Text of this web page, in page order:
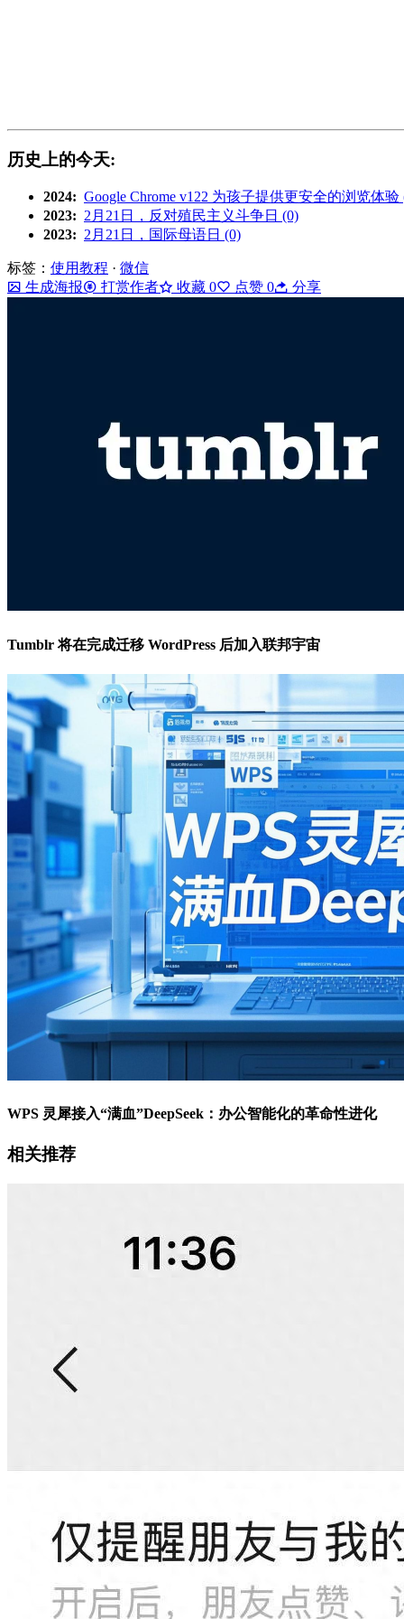
历史上的今天:
2024: Google Chrome v122 为孩子提供更安全的浏览体验
2023: 2月21日，反对殖民主义斗争日 (0)
2023: 2月21日，国际母语日 (0)
标签： 使用教程 · 微信
生成海报
打赏作者 收藏 0 点赞 0 分享
Tumblr 将在完成迁移 WordPress 后加入联邦宇宙
WPS 灵犀接入“满血”DeepSeek：办公智能化的革命性进化
相关推荐